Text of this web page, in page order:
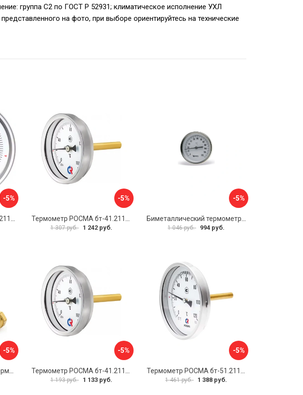
группа C2 по ГОСТ Р 52931; климатическое исполнение УХЛ
на фото, при выборе ориентируйтесь на технические
-5% -5%
1 307 руб. 1 242 руб.
-5%
1 046 руб. 994 руб.
-5%
Погружной аксиальный термометр Uni-Fitt 321D4232
-5%
Термометр РОСМА бт-41.211 D070-00936
1 193 руб. 1 133 руб.
-5%
Термометр РОСМА бт-51.211 D070-00940
1 461 руб. 1 388 руб.